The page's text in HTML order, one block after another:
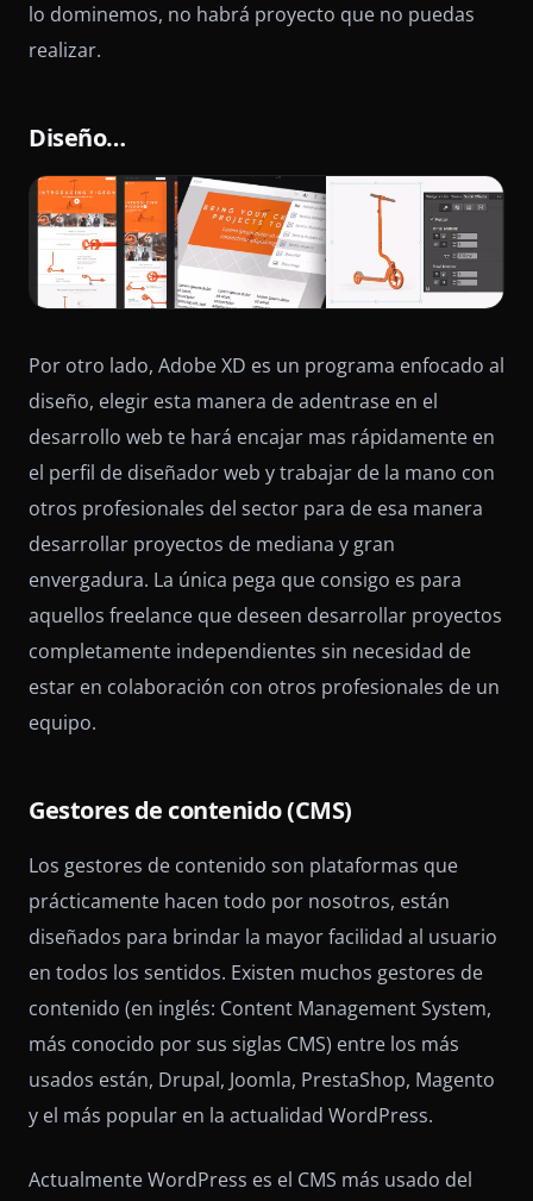
lo dominemos, no habrá proyecto que no puedas
realizar.
Diseño…
Por otro lado, Adobe XD es un programa enfocado al
diseño, elegir esta manera de adentrase en el
desarrollo web te hará encajar mas rápidamente en
el perfil de diseñador web y trabajar de la mano con
otros profesionales del sector para de esa manera
desarrollar proyectos de mediana y gran
envergadura. La única pega que consigo es para
aquellos freelance que deseen desarrollar proyectos
completamente independientes sin necesidad de
estar en colaboración con otros profesionales de un
equipo.
Gestores de contenido (CMS)
Los gestores de contenido son plataformas que
prácticamente hacen todo por nosotros, están
diseñados para brindar la mayor facilidad al usuario
en todos los sentidos. Existen muchos gestores de
contenido (en inglés: Content Management System,
más conocido por sus siglas CMS) entre los más
usados están, Drupal, Joomla, PrestaShop, Magento
y el más popular en la actualidad WordPress.
Actualmente WordPress es el CMS más usado del